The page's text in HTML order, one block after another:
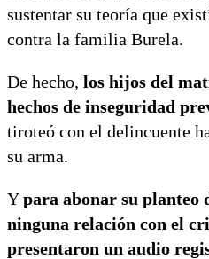
sustentar su teoría que
contra la familia Burela.
De hecho, los hijos del
hechos de inseguridad
tiroteó con el delincuente
su arma.
Ypara abonar su planteo
ninguna relación con el
presentaron un audio